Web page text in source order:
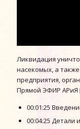
Ликвидация
насекомых, а
предприятия,
Прямой ЭФИР АРиЯ
00:01:25
00:04:25 Детали